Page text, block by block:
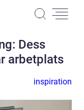
Dess
arbetplats
inspiration